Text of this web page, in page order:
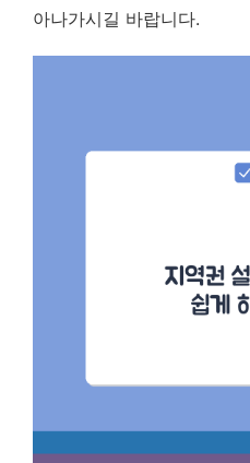
아나가시길 바랍니다.